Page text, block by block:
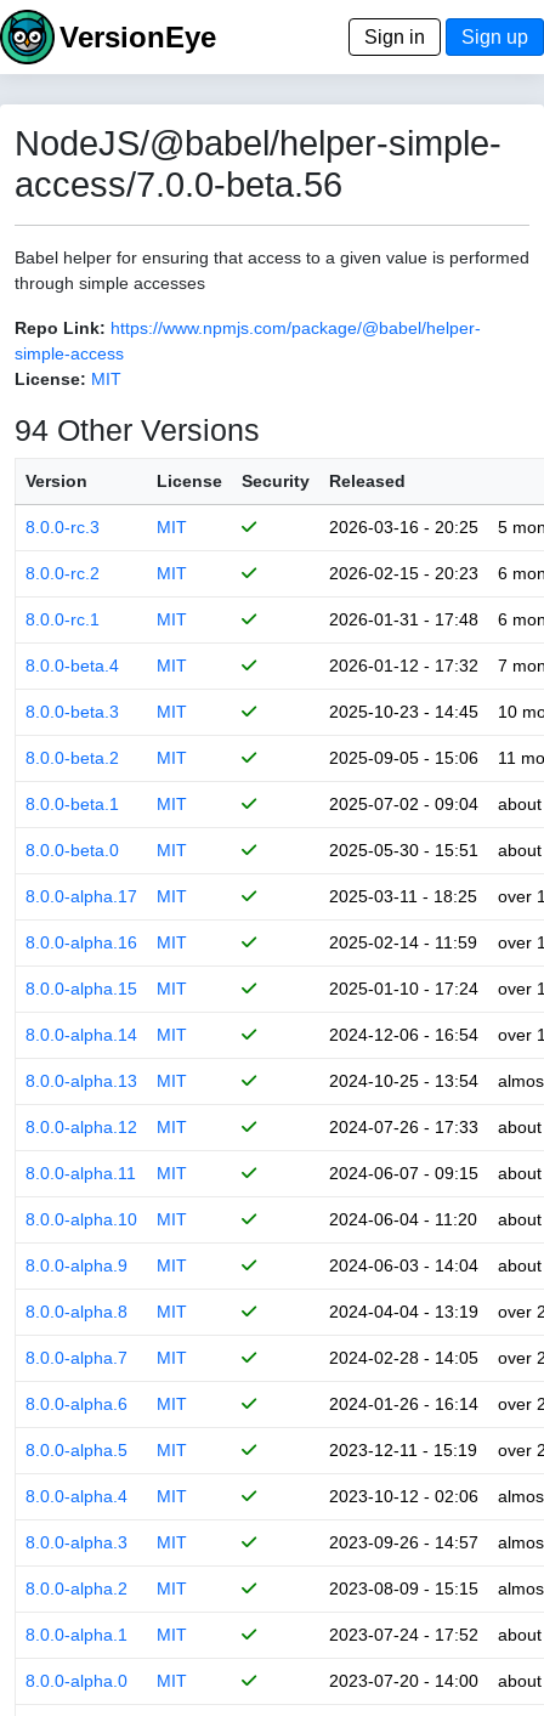
VersionEye Sign in Sign up
NodeJS/@babel/helper-simple-
access/7.0.0-beta.56
Babel helper for ensuring that access to a given value is performed
through simple accesses
Repo Link: https://www.npmjs.com/package/@babel/helper-
simple-access
License: MIT
94 Other Versions
Version License Security Released
8.0.0-rc.3 MIT 2026-03-16 - 20:25 5
8.0.0-rc.2 MIT 2026-02-15 - 20:23 6
8.0.0-rc.1 MIT 2026-01-31 - 17:48 6
8.0.0-beta.4 MIT 2026-01-12 - 17:32 7
8.0.0-beta.3 MIT 2025-10-23 - 14:45 10
8.0.0-beta.2 MIT 2025-09-05 - 15:06 11
8.0.0-beta.1 MIT 2025-07-02 - 09:04
8.0.0-beta.0 MIT 2025-05-30 - 15:51
8.0.0-alpha.17 MIT 2025-03-11 - 18:25 over
8.0.0-alpha.16 MIT 2025-02-14 - 11:59 over
8.0.0-alpha.15 MIT 2025-01-10 - 17:24 over
8.0.0-alpha.14 MIT 2024-12-06 - 16:54 over
8.0.0-alpha.13 MIT 2024-10-25 - 13:54
8.0.0-alpha.12 MIT 2024-07-26 - 17:33
8.0.0-alpha.11 MIT 2024-06-07 - 09:15
8.0.0-alpha.10 MIT 2024-06-04 - 11:20
8.0.0-alpha.9 MIT 2024-06-03 - 14:04
8.0.0-alpha.8 MIT 2024-04-04 - 13:19 over
8.0.0-alpha.7 MIT 2024-02-28 - 14:05 over
8.0.0-alpha.6 MIT 2024-01-26 - 16:14 over
8.0.0-alpha.5 MIT 2023-12-11 - 15:19 over
8.0.0-alpha.4 MIT 2023-10-12 - 02:06
8.0.0-alpha.3 MIT 2023-09-26 - 14:57
8.0.0-alpha.2 MIT 2023-08-09 - 15:15
8.0.0-alpha.1 MIT 2023-07-24 - 17:52
8.0.0-alpha.0 MIT 2023-07-20 - 14:00